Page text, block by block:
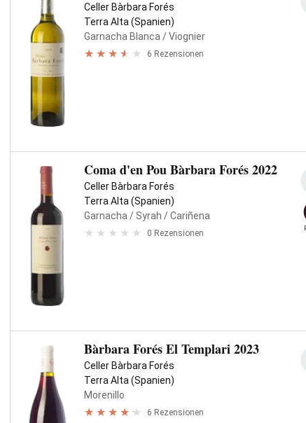
Celler Bàrbara Forés
Terra Alta (Spanien)
Garnacha Blanca / Viognier
6 Rezensionen
Coma d'en Pou Bàrbara Forés 2022
Celler Bàrbara Forés
Terra Alta (Spanien)
Garnacha / Syrah / Cariñena
0 Rezensionen
Bàrbara Forés El Templari 2023
Celler Bàrbara Forés
Terra Alta (Spanien)
Morenillo
6 Rezensionen